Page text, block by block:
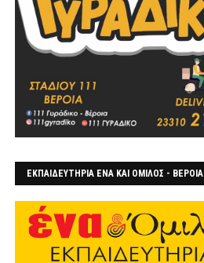
ΕΚΠΑΙΔΕΥΤΗΡΙΑ ΕΝΑ ΚΑΙ ΟΜΙΛΟΣ - ΒΕΡΟΙΑ